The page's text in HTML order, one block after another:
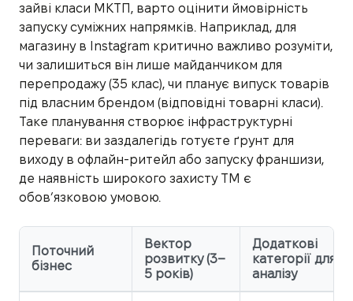
зайві класи МКТП, варто оцінити ймовірність
запуску суміжних напрямків. Наприклад, для
магазину в Instagram критично важливо розуміти,
чи залишиться він лише майданчиком для
перепродажу (35 клас), чи планує випуск товарів
під власним брендом (відповідні товарні класи).
Таке планування створює інфраструктурні
переваги: ви заздалегідь готуєте ґрунт для
виходу в офлайн-ритейл або запуску франшизи,
де наявність широкого захисту ТМ є
обов’язковою умовою.
Поточний
бізнес
Вектор
розвитку (3–
5 років)
Додаткові
категорії для
аналізу